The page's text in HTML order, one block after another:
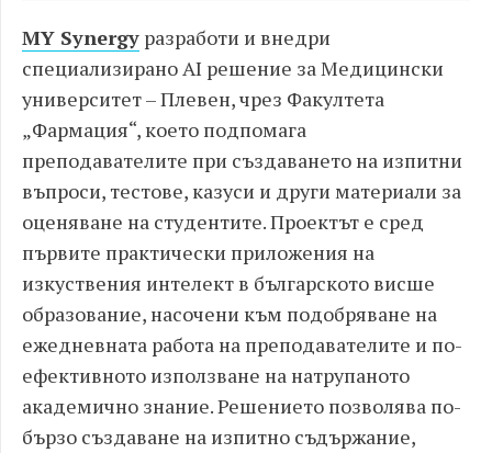
MY Synergy разработи и внедри
специализирано AI решение за Медицински
университет – Плевен, чрез Факултета
„Фармация“, което подпомага
преподавателите при създаването на изпитни
въпроси, тестове, казуси и други материали за
оценяване на студентите. Проектът е сред
първите практически приложения на
изкуствения интелект в българското висше
образование, насочени към подобряване на
ежедневната работа на преподавателите и по-
ефективното използване на натрупаното
академично знание. Решението позволява по-
бързо създаване на изпитно съдържание,